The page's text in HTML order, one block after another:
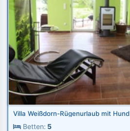
Villa Weißdorn-Rügenurlaub mit Hund
Betten: 5